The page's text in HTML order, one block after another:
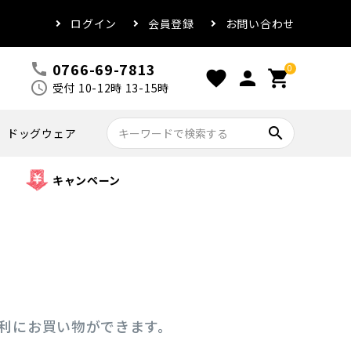
ログイン 会員登録 お問い合わせ
call 0766-69-7813
schedule 受付 10-12時 13-15時 favorite person 0
shopping_cart
ドッグウェア search
キャンペーン
お買い物ができます。